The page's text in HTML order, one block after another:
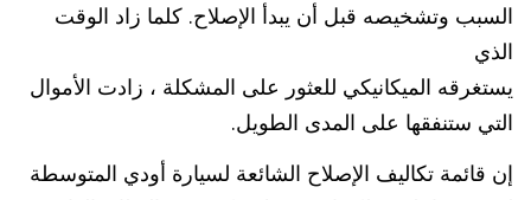
السبب وتشخيصه قبل أن يبدأ الإصلاح. كلما زاد الوقت
الذي
يستغرقه الميكانيكي للعثور على المشكلة ، زادت الأموال
التي ستنفقها على المدى الطويل.
إن قائمة تكاليف الإصلاح الشائعة لسيارة أودي المتوسطة